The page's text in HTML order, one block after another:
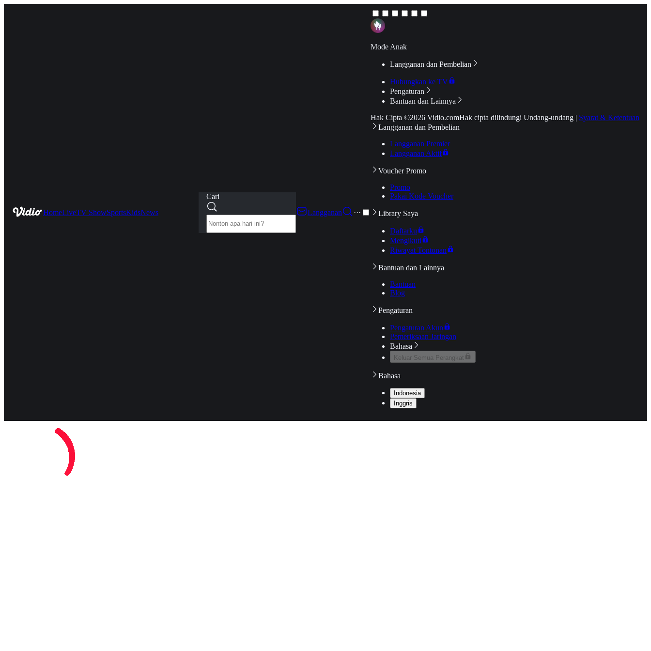
HomeLiveTV ShowSportsKidsNews
Cari
Langganan
···
Mode Anak
Langganan dan Pembelian
Hubungkan ke TV
Pengaturan
Bantuan dan Lainnya
Hak Cipta ©2026 Vidio.comHak cipta dilindungi Undang-undang | Syarat & Ketentuan
Langganan dan Pembelian
Langganan Premier
Langganan Aktif
Voucher Promo
Promo
Pakai Kode Voucher
Library Saya
Daftarku
Mengikuti
Riwayat Tontonan
Bantuan dan Lainnya
Bantuan
Blog
Pengaturan
Pengaturan Akun
Pemeriksaan Jaringan
Bahasa
Keluar Semua Perangkat
Bahasa
Indonesia
Inggris